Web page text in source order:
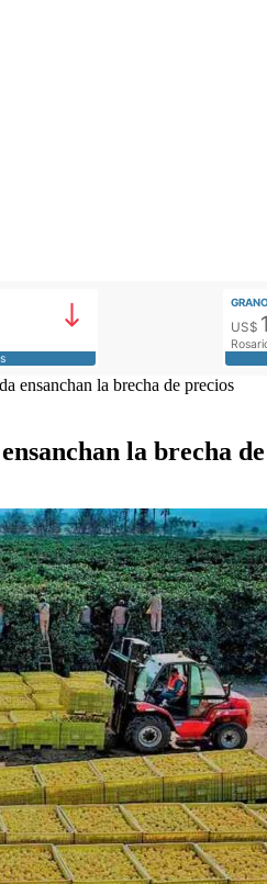
US$
ensanchan la brecha de precios
la brecha